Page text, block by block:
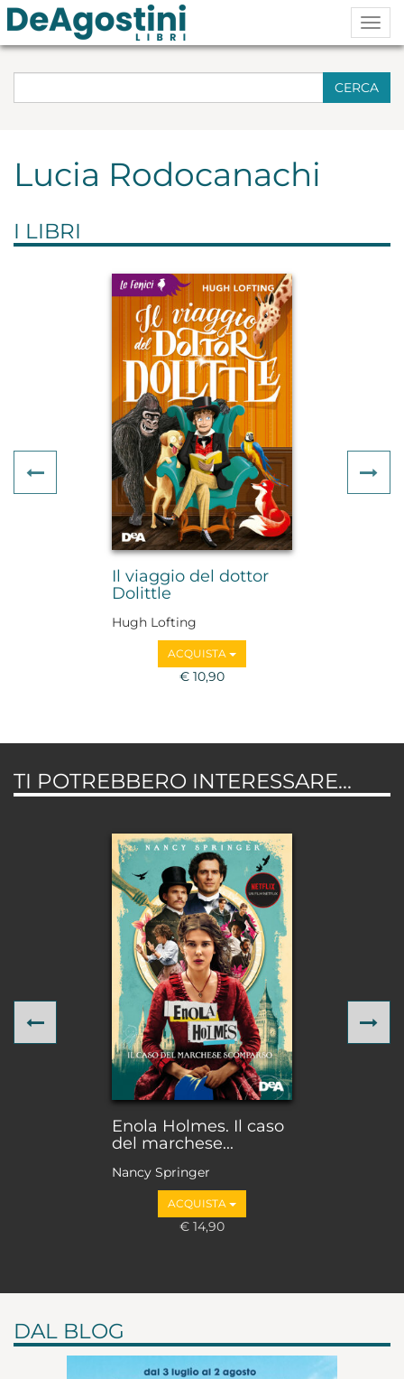
CERCA
Lucia Rodocanachi
I LIBRI
Il viaggio del dottor
Dolittle
Hugh Lofting
ACQUISTA
€ 10,90
Previous
TI POTREBBERO INTERESSARE...
Enola Holmes. Il caso
del marchese...
Nancy Springer
ACQUISTA
€ 14,90
Previous
DAL BLOG